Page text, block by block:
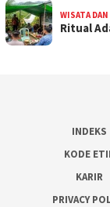
WISATA DAN
Ritual
INDEKS
KODE
KARIR
PRIVACY